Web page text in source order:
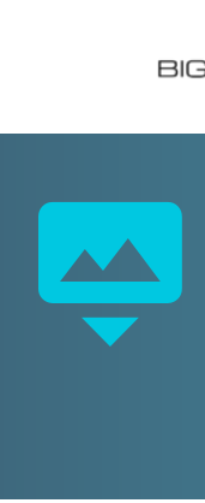

